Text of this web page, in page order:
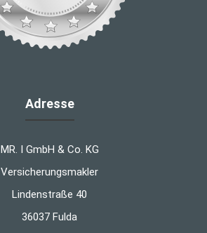
Adresse
MR. I GmbH & Co. KG
Versicherungsmakler
Lindenstraße 40
36037 Fulda